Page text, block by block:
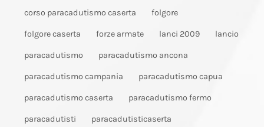
corso paracadutismo caserta folgore
folgore caserta forze armate lanci 2009 lancio
paracadutismo paracadutismo ancona
paracadutismo campania paracadutismo capua
paracadutismo caserta paracadutismo fermo
paracadutisti paracadutisticaserta